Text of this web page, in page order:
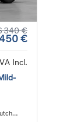
340 €
€
Incl.